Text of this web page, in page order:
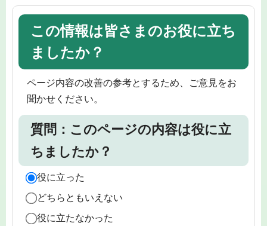
この情報は皆さまのお役に立ち
ましたか？
ページ内容の改善の参考とするため、ご意見をお
聞かせください。
質問：このページの内容は役に立
ちましたか？
役に立った
どちらともいえない
役に立たなかった